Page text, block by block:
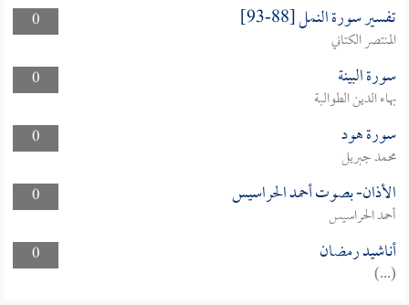
0
تفسير سورة النمل [88-93]
المنتصر الكتاني
0
سورة البينة
بهاء الدين الطوالبة
0
سورة هود
محمد جبريل
0
الأذان- بصوت أحمد الحراسيس
أحمد الحراسيس
0
أناشيد رمضان
(...)